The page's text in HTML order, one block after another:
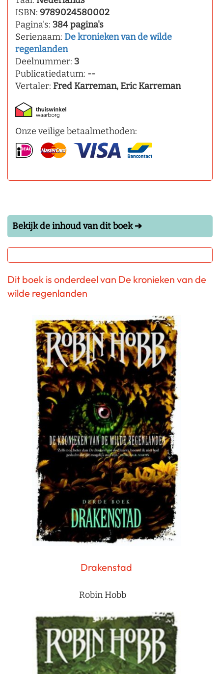
ISBN: 9789024580002
Pagina's: 384 pagina's
Serienaam: De kronieken van de wilde
regenlanden
Deelnummer: 3
Publicatiedatum: --
Vertaler: Fred Karreman, Eric Karreman
Onze veilige betaalmethoden:
Bekijk de inhoud van dit boek ➔
Dit boek is onderdeel van De kronieken van de
wilde regenlanden
Drakenstad
Robin Hobb